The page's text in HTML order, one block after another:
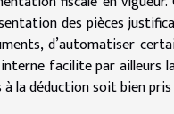
des pièces
d’automatiser
facilite par ailleurs
à la déduction soit bien